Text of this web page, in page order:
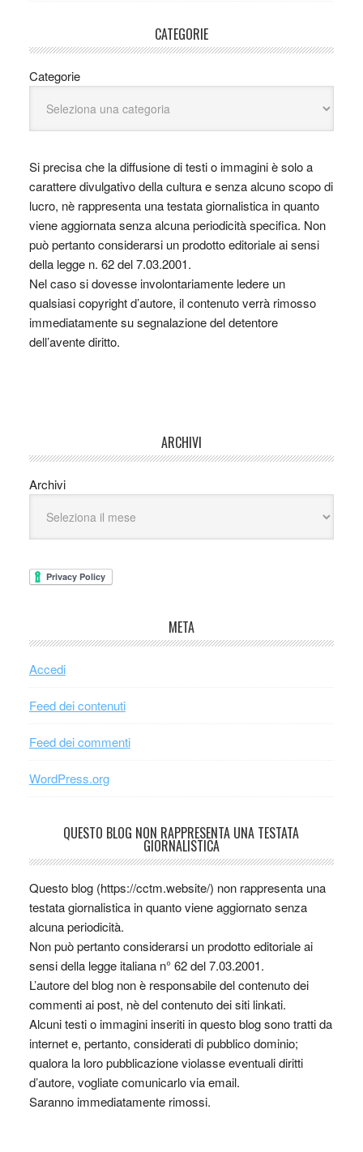
CATEGORIE
Categorie
Si precisa che la diffusione di testi o immagini è solo a
carattere divulgativo della cultura e senza alcuno scopo di
lucro, nè rappresenta una testata giornalistica in quanto
viene aggiornata senza alcuna periodicità specifica. Non
può pertanto considerarsi un prodotto editoriale ai sensi
della legge n. 62 del 7.03.2001.
Nel caso si dovesse involontariamente ledere un
qualsiasi copyright d’autore, il contenuto verrà rimosso
immediatamente su segnalazione del detentore
dell’avente diritto.
ARCHIVI
Archivi
META
Accedi
Feed dei contenuti
Feed dei commenti
WordPress.org
QUESTO BLOG NON RAPPRESENTA UNA TESTATA
GIORNALISTICA
Questo blog (https://cctm.website/) non rappresenta una
testata giornalistica in quanto viene aggiornato senza
alcuna periodicità.
Non può pertanto considerarsi un prodotto editoriale ai
sensi della legge italiana n° 62 del 7.03.2001.
L’autore del blog non è responsabile del contenuto dei
commenti ai post, nè del contenuto dei siti linkati.
Alcuni testi o immagini inseriti in questo blog sono tratti da
internet e, pertanto, considerati di pubblico dominio;
qualora la loro pubblicazione violasse eventuali diritti
d’autore, vogliate comunicarlo via email.
Saranno immediatamente rimossi.